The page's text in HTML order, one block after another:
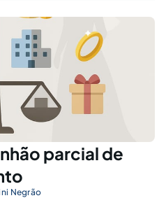
parcial de
Negrão